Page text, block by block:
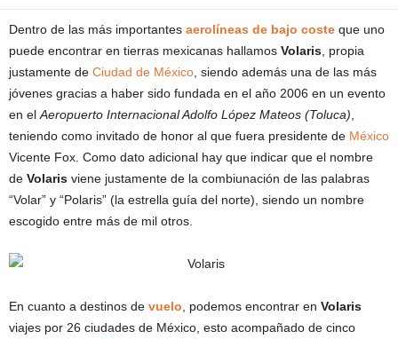
Dentro de las más importantes aerolíneas de bajo coste que uno
puede encontrar en tierras mexicanas hallamos Volaris , propia
justamente de Ciudad de México , siendo además una de las más
jóvenes gracias a haber sido fundada en el año 2006 en un evento
en el Aeropuerto Internacional Adolfo López Mateos (Toluca)
teniendo como invitado de honor al que fuera presidente de México
Vicente Fox. Como dato adicional hay que indicar que el nombre
de Volaris viene justamente de la combiunación de las palabras
“Volar” y “Polaris” (la estrella guía del norte), siendo un nombre
escogido entre más de mil otros.
En cuanto a destinos de vuelo , podemos encontrar en Volaris
viajes por 26 ciudades de México, esto acompañado de cinco